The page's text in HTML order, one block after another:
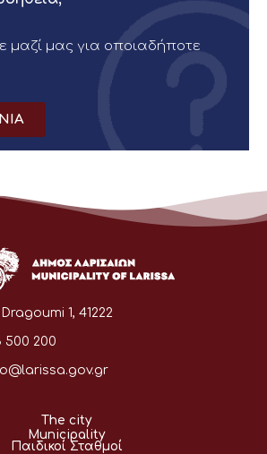
μαζί μας για οποιαδήποτε
1, 41222
500 200
The city
Municipality
Παιδικοί Σταθμοί